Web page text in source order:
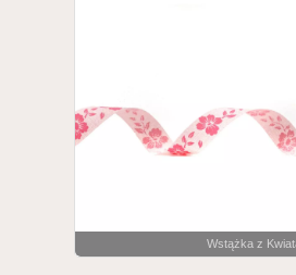
Wstążka z